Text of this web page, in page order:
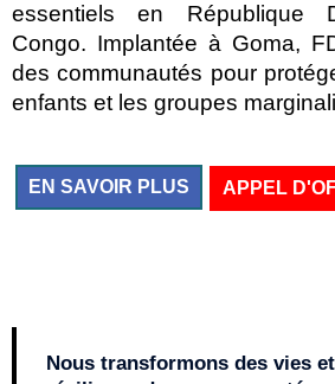
essentiels en République
Congo. Implantée à Goma,
des communautés pour
enfants et les groupes
EN SAVOIR PLUS APPEL
Nous transformons des vies